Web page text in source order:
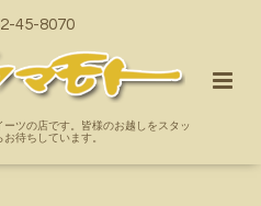
45-8070
ツの店です。皆様のお越しをスタッ
待ちしています。